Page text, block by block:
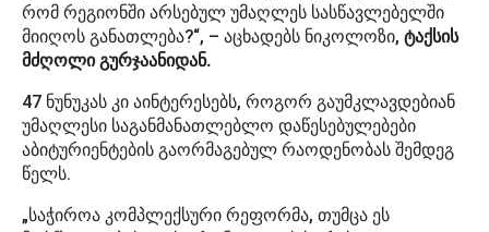
რომ რეგიონში არსებულ უმაღლეს სასწავლებელში
მიიღოს განათლება?“, – აცხადებს ნიკოლოზი, ტაქსის
მძღოლი გურჯაანიდან.
47 ნუნუკას კი აინტერესებს, როგორ გაუმკლავდებიან
უმაღლესი საგანმანათლებლო დაწესებულებები
აბიტურიენტების გაორმაგებულ რაოდენობას შემდეგ
წელს.
„საჭიროა კომპლექსური რეფორმა, თუმცა ეს